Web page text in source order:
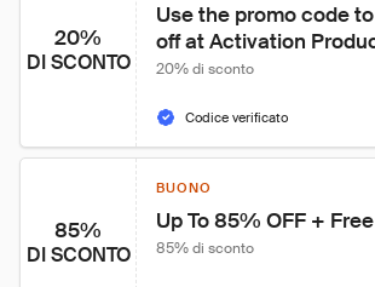
20%
DI SCONTO
Use the promo code
off at Activation
20% di sconto
Codice verificato
85%
DI SCONTO
BUONO
Up To 85% OFF +
85% di sconto